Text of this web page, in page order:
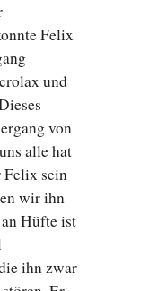
Felix
und
von
alle hat
Felix sein
wir ihn
Hüfte ist
ihn zwar